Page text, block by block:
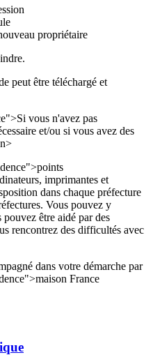
propriétaire
peut être téléchargé et
vous n'avez pas
et/ou si vous avez des
imprimantes et
dans chaque préfecture
Vous pouvez y
être aidé par des
rencontrez des difficultés avec
dans votre démarche par
France